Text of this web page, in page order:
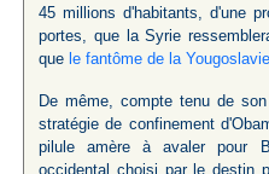
45 millions d'habitants, d'une
portes, que la Syrie
que le fantôme de la
De même, compte tenu de
stratégie de confinement
pilule amère à avaler pour
occidental choisi par le destin